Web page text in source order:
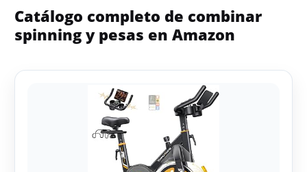
Catálogo completo de combinar
spinning y pesas en Amazon